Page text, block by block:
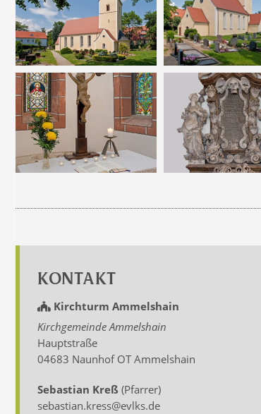
KONTAKT
Kirchturm Ammelshain
Kirchgemeinde Ammelshain
Hauptstraße
04683 Naunhof OT Ammelshain
Sebastian Kreß (Pfarrer)
sebastian.kress@evlks.de